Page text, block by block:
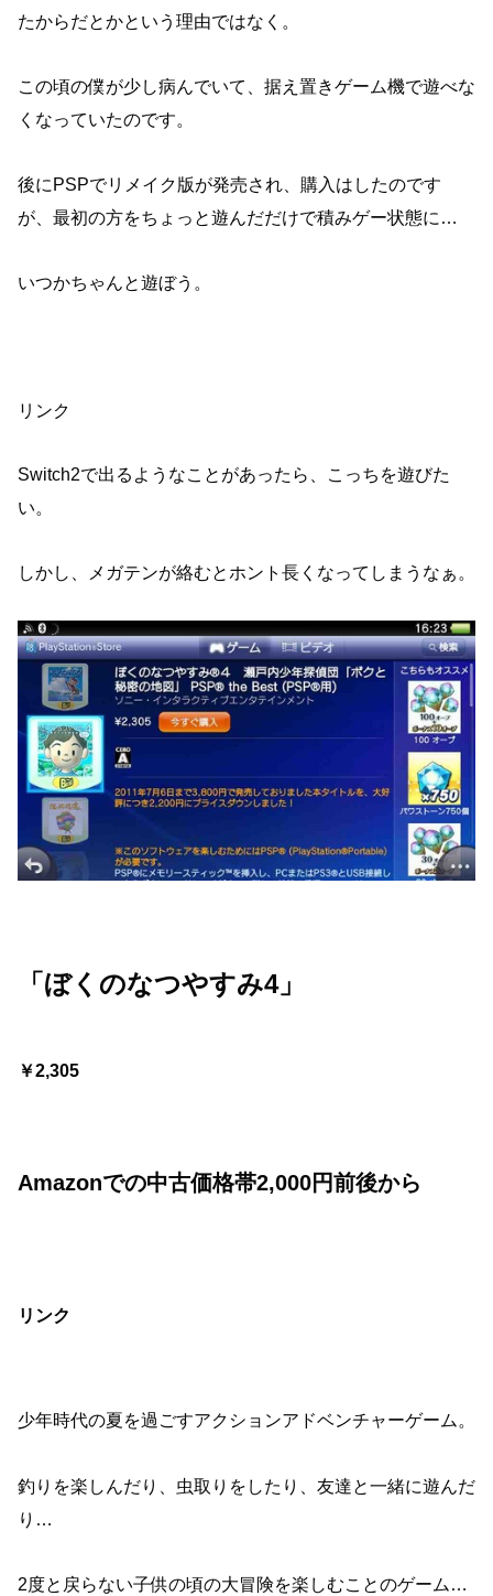
たからだとかという理由ではなく。
この頃の僕が少し病んでいて、据え置きゲーム機で遊べな
くなっていたのです。
後にPSPでリメイク版が発売され、購入はしたのです
が、最初の方をちょっと遊んだだけで積みゲー状態に…
いつかちゃんと遊ぼう。
リンク
Switch2で出るようなことがあったら、こっちを遊びた
い。
しかし、メガテンが絡むとホント長くなってしまうなぁ。
「ぼくのなつやすみ4」
￥2,305
Amazonでの中古価格帯2,000円前後から
リンク
少年時代の夏を過ごすアクションアドベンチャーゲーム。
釣りを楽しんだり、虫取りをしたり、友達と一緒に遊んだ
り…
2度と戻らない子供の頃の大冒険を楽しむことのゲーム…